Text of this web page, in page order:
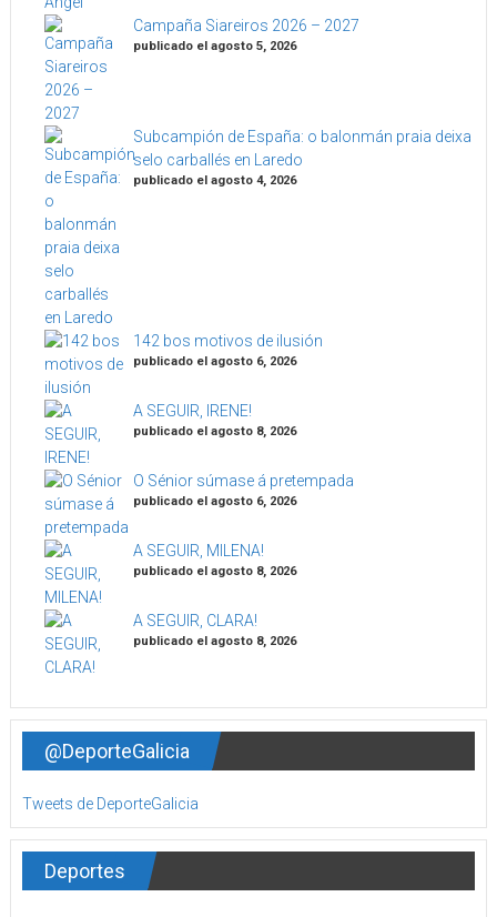
Campaña Siareiros 2026 – 2027
publicado el agosto 5, 2026
Subcampión de España: o balonmán praia deixa
selo carballés en Laredo
publicado el agosto 4, 2026
142 bos motivos de ilusión
publicado el agosto 6, 2026
A SEGUIR, IRENE!
publicado el agosto 8, 2026
O Sénior súmase á pretempada
publicado el agosto 6, 2026
A SEGUIR, MILENA!
publicado el agosto 8, 2026
A SEGUIR, CLARA!
publicado el agosto 8, 2026
@DeporteGalicia
Tweets de DeporteGalicia
Deportes